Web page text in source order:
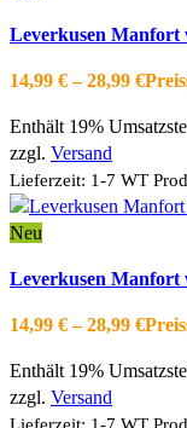
Die Optionen können
Zur Wishlist hinzufügen
Leverkusen Manfort
14,99 € –28,99 €
Enthält 19%
zzgl. Versand
Lieferzeit: 1-7 WT
Neu
Die Optionen können
Zur Wishlist hinzufügen
Leverkusen Manfort
14,99 € –28,99 €
Enthält 19%
zzgl. Versand
Lieferzeit: 1-7 WT